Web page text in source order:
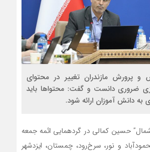
و پرورش مازندران تغییر در محتوای
ضروری دانست و گفت: محتواها باید
دانش آموزان ارائه شود.
حسین کمالی در گردهمایی ائمه جمعه
و نور، سرخ‌رود، چمستان، ایزدشهر